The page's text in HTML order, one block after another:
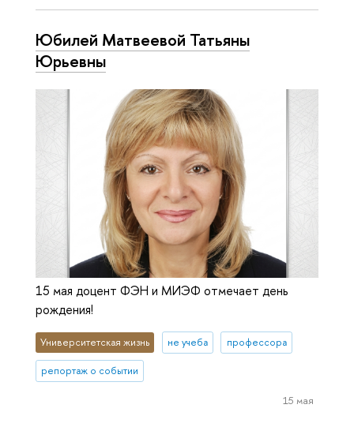
Юбилей Матвеевой Татьяны
Юрьевны
15 мая доцент ФЭН и МИЭФ отмечает день
рождения!
Университетская жизнь не учеба профессора
репортаж о событии
15 мая